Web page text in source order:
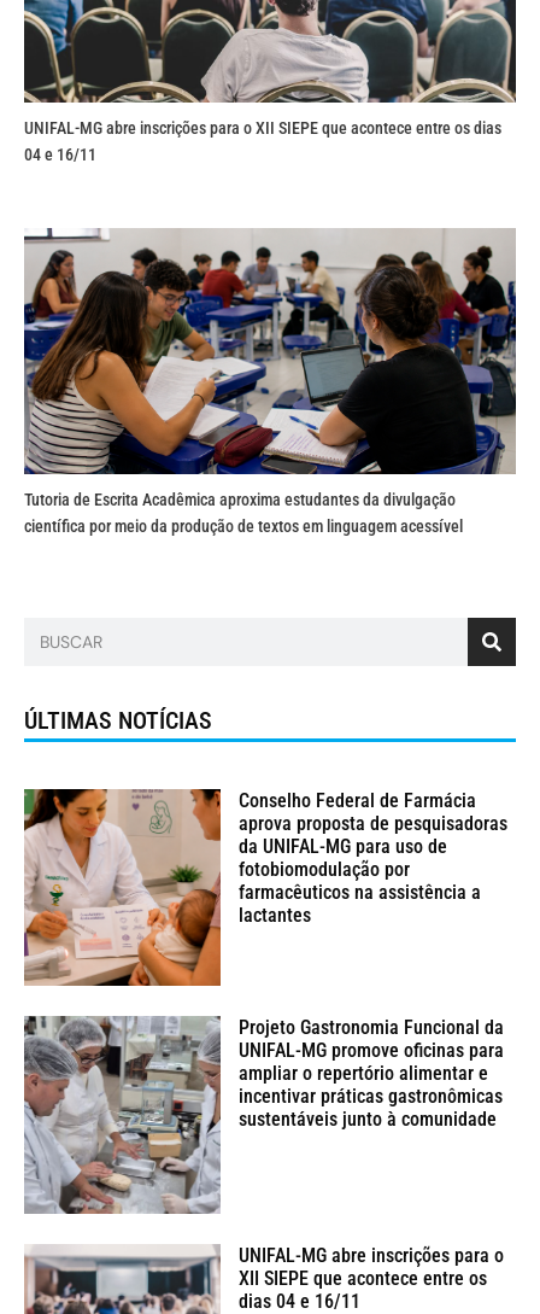
UNIFAL-MG abre inscrições para o XII SIEPE que acontece entre os dias
04 e 16/11
Tutoria de Escrita Acadêmica aproxima estudantes da divulgação
científica por meio da produção de textos em linguagem acessível
ÚLTIMAS NOTÍCIAS
Conselho Federal de Farmácia
aprova proposta de pesquisadoras
da UNIFAL-MG para uso de
fotobiomodulação por
farmacêuticos na assistência a
lactantes
Projeto Gastronomia Funcional da
UNIFAL-MG promove oficinas para
ampliar o repertório alimentar e
incentivar práticas gastronômicas
sustentáveis junto à comunidade
UNIFAL-MG abre inscrições para o
XII SIEPE que acontece entre os
dias 04 e 16/11